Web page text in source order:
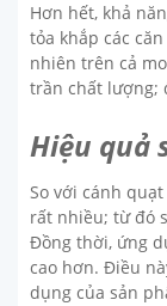
Hơn hết, khả
tỏa khắp các
nhiên trên cả
trần chất lượng;
Hiệu quả
So với cánh
rất nhiều; từ đó
Đồng thời, ứng
cao hơn. Điều
dụng của sản